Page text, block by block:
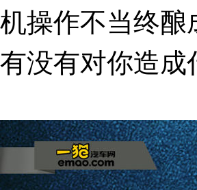
机操作不当终
有没有对你造